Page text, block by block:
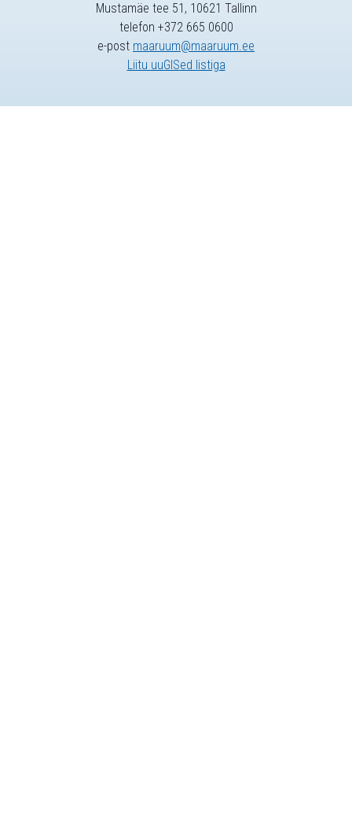
Mustamäe tee 51, 10621 Tallinn
telefon +372 665 0600
e-post maaruum@maaruum.ee
Liitu uuGISed listiga